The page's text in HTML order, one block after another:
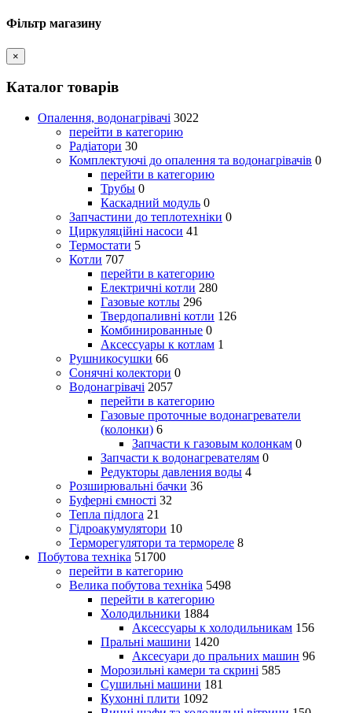
Фільтр магазину
×
Каталог товарів
Опалення, водонагрівачі 3022
перейти в категорию
Радіатори 30
Комплектуючі до опалення та водонагрівачів 0
перейти в категорию
Трубы 0
Каскадний модуль 0
Запчастини до теплотехніки 0
Циркуляційні насоси 41
Термостати 5
Котли 707
перейти в категорию
Електричні котли 280
Газовые котлы 296
Твердопаливні котли 126
Комбинированные 0
Аксессуары к котлам 1
Рушникосушки 66
Сонячні колектори 0
Водонагрівачі 2057
перейти в категорию
Газовые проточные водонагреватели
(колонки) 6
Запчасти к газовым колонкам 0
Запчасти к водонагревателям 0
Редукторы давления воды 4
Розширювальні бачки 36
Буферні ємності 32
Тепла підлога 21
Гідроакумулятори 10
Терморегулятори та термореле 8
Побутова техніка 51700
перейти в категорию
Велика побутова техніка 5498
перейти в категорию
Холодильники 1884
Аксессуары к холодильникам 156
Пральні машини 1420
Аксесуари до пральних машин 96
Морозильні камери та скрині 585
Сушильні машини 181
Кухонні плити 1092